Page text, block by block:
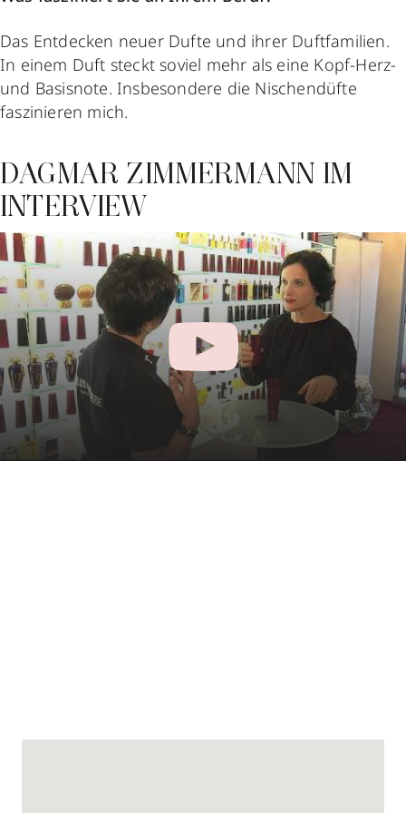
Das Entdecken neuer Dufte und ihrer Duftfamilien.
In einem Duft steckt soviel mehr als eine Kopf-Herz-
und Basisnote. Insbesondere die Nischendüfte
faszinieren mich.
DAGMAR ZIMMERMANN IM
INTERVIEW